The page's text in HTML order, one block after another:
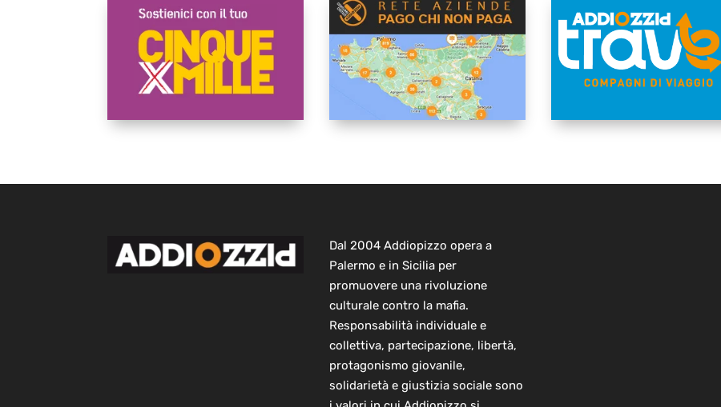
Dal 2004 Addiopizzo opera a
Palermo e in Sicilia per
promuovere una rivoluzione
culturale contro la mafia.
Responsabilità individuale e
collettiva, partecipazione, libertà,
protagonismo giovanile,
solidarietà e giustizia sociale sono